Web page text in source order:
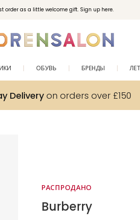
order as a little welcome gift. Sign up here.
ОБУВЬ БРЕНДЫ
Deliveryon orders over £150
РАСПРОДАНО
Burberry